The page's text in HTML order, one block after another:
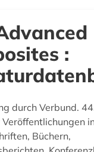
:
durch Verbund.
Büchern,